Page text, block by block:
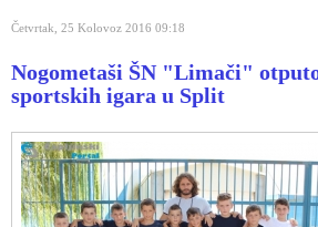
Četvrtak, 25 Kolovoz 2016 09:18
Nogometaši ŠN "Limači"
sportskih igara u Split